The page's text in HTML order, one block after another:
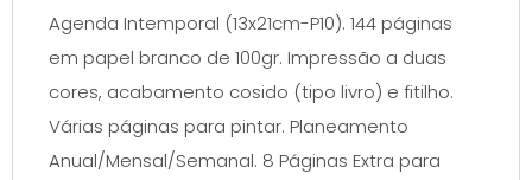
Agenda Intemporal (13x21cm-P10). 144 páginas
em papel branco de 100gr. Impressão a duas
cores, acabamento cosido (tipo livro) e fitilho.
Várias páginas para pintar. Planeamento
Anual/Mensal/Semanal. 8 Páginas Extra para